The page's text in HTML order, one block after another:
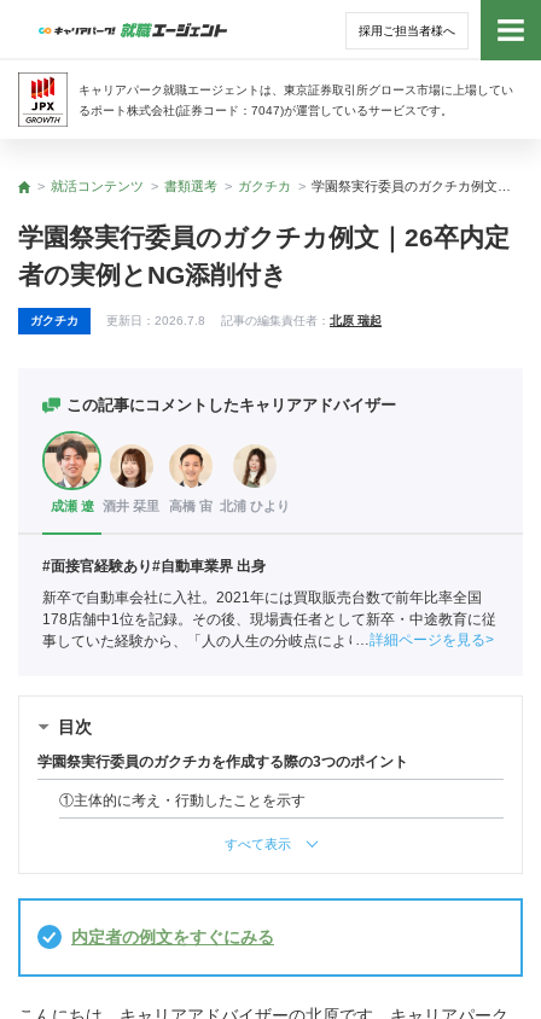
採用ご担当者様へ
キャリアパーク就職エージェントは、東京証券取引所グロース市場に上場してい
るポート株式会社(証券コード：7047)が運営しているサービスです。
トッ
トップ
就活コンテンツ 書類選考 ガクチカ
学園祭実行委員のガクチカ例文｜26卒内定
者の実例とNG添削付き
ガクチカ 更新日： 2026.7.8 記事の編集責任者： 北原 瑞起
この記事にコメントしたキャリアアドバイザー
成瀬 遼 酒井 栞里 高橋 宙 北浦 ひより
#面接官経験あり#自動車業界 出身
新卒で自動車会社に入社。2021年には買取販売台数で前年比率全国
178店舗中1位を記録。その後、現場責任者として新卒・中途教育に従
事していた経験から、「人の人生の分岐点によりかかわりたい」と思
詳細ページを見る
目次
学園祭実行委員のガクチカを作成する際の3つのポイント
①主体的に考え・行動したことを示す
すべて表示
内定者の例文をすぐにみる
こんにちは、キャリアアドバイザーの北原です。キャリアパーク